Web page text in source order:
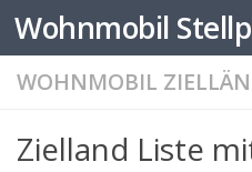
Zum Inhalt
WOHNMOBIL
Zielland Liste